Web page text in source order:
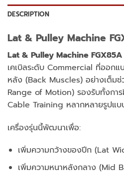
DESCRIPTION
Lat & Pulley Machine
Lat & Pulley Machine FGX85A
เคเบิลระดับ Commercial ที่ออก
หลัง (Back Muscles) อย่างเต็มช่
Range of Motion) รองรับทั้งกา
Cable Training หลากหลายรูปแบ
เครื่องรุ่นนี้พัฒนาเพื่อ:
เพิ่มความกว้างของปีก (Lat
เพิ่มความหนาหลังกลาง (Mid